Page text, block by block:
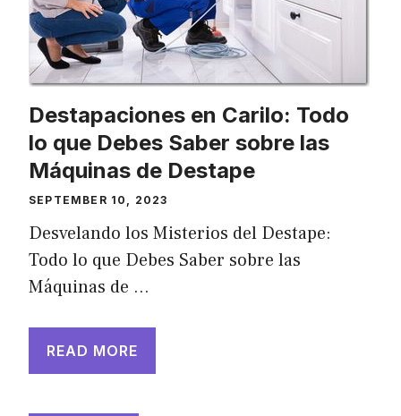
Destapaciones en Carilo: Todo
lo que Debes Saber sobre las
Máquinas de Destape
SEPTEMBER 10, 2023
Desvelando los Misterios del Destape:
Todo lo que Debes Saber sobre las
Máquinas de …
READ MORE